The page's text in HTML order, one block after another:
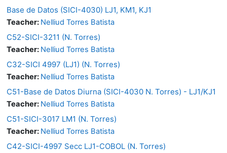
Base de Datos (SICI-4030) LJ1, KM1, KJ1
Teacher: Nelliud Torres Batista
C52-SICI-3211 (N. Torres)
Teacher: Nelliud Torres Batista
C32-SICI 4997 (LJ1) (N. Torres)
Teacher: Nelliud Torres Batista
C51-Base de Datos Diurna (SICI-4030 N. Torres) - LJ1/KJ1
Teacher: Nelliud Torres Batista
C51-SICI-3017 LM1 (N. Torres)
Teacher: Nelliud Torres Batista
C42-SICI-4997 Secc LJ1-COBOL (N. Torres)